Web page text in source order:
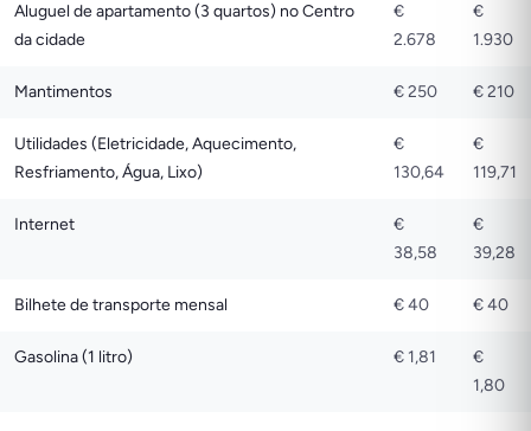
Aluguel de apartamento (3 quartos) no Centro
da cidade
€
2.678
€
1.930
Mantimentos € 250 € 210
Utilidades (Eletricidade, Aquecimento,
Resfriamento, Água, Lixo)
€
130,64
€
119,71
Internet
€
38,58
€
39,28
Bilhete de transporte mensal € 40 € 40
Gasolina (1 litro) € 1,81
€
1,80